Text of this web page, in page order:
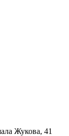
Жукова, 41